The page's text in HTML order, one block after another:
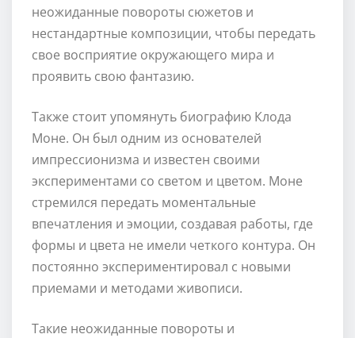
неожиданные повороты сюжетов и
нестандартные композиции, чтобы передать
свое восприятие окружающего мира и
проявить свою фантазию.
Также стоит упомянуть биографию Клода
Моне. Он был одним из основателей
импрессионизма и известен своими
экспериментами со светом и цветом. Моне
стремился передать моментальные
впечатления и эмоции, создавая работы, где
формы и цвета не имели четкого контура. Он
постоянно экспериментировал с новыми
приемами и методами живописи.
Такие неожиданные повороты и